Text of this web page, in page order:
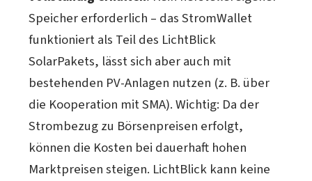
Speicher erforderlich – das StromWallet
funktioniert als Teil des LichtBlick
SolarPakets, lässt sich aber auch mit
bestehenden PV-Anlagen nutzen (z. B. über
die Kooperation mit SMA). Wichtig: Da der
Strombezug zu Börsenpreisen erfolgt,
können die Kosten bei dauerhaft hohen
Marktpreisen steigen. LichtBlick kann keine